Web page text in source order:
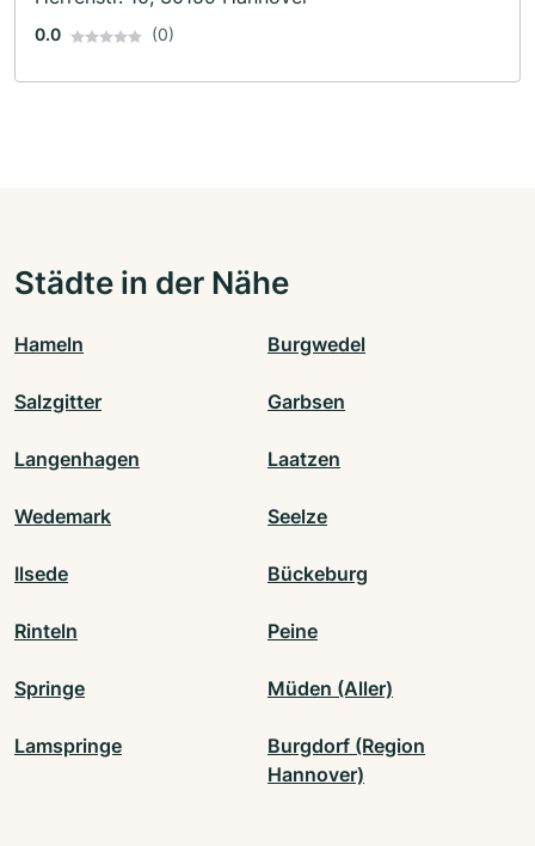
0.0 (0)
Städte in der Nähe
Hameln Burgwedel
Salzgitter Garbsen
Langenhagen Laatzen
Wedemark Seelze
Ilsede Bückeburg
Rinteln Peine
Springe Müden (Aller)
Lamspringe
Burgdorf (Region
Hannover)